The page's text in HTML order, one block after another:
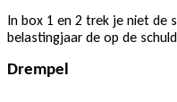
In box 1 en 2 trek je niet de
belastingjaar de op de
Drempel